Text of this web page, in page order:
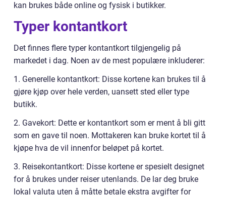
kan brukes både online og fysisk i butikker.
Typer kontantkort
Det finnes flere typer kontantkort tilgjengelig på
markedet i dag. Noen av de mest populære inkluderer:
1. Generelle kontantkort: Disse kortene kan brukes til å
gjøre kjøp over hele verden, uansett sted eller type
butikk.
2. Gavekort: Dette er kontantkort som er ment å bli gitt
som en gave til noen. Mottakeren kan bruke kortet til å
kjøpe hva de vil innenfor beløpet på kortet.
3. Reisekontantkort: Disse kortene er spesielt designet
for å brukes under reiser utenlands. De lar deg bruke
lokal valuta uten å måtte betale ekstra avgifter for